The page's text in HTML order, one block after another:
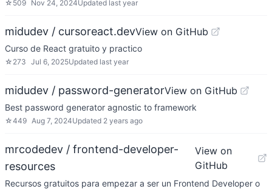
☆ 509 Nov 24, 2024Updated last year
midudev / cursoreact.devView on GitHub
Curso de React gratuito y practico
☆ 273 Jul 6, 2025Updated last year
midudev / password-generatorView on GitHub
Best password generator agnostic to framework
☆449 Aug 7, 2024Updated 2 years ago
mrcodedev / frontend-developer-
resources
View on
GitHub
Recursos gratuitos para empezar a ser un Frontend Developer o